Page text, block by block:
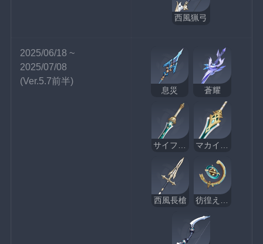
西風猟弓
2025/06/18 ~
2025/07/08
(Ver.5.7前半)
息災 蒼耀
西風長槍 彷徨える星